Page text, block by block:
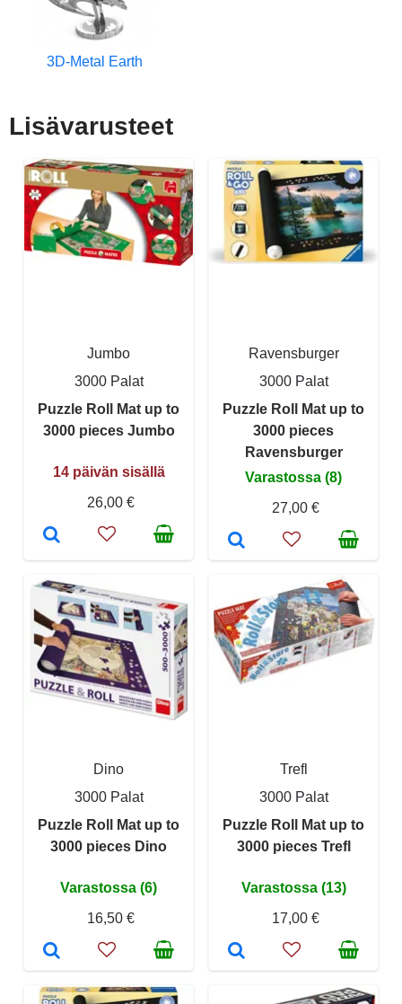
3D-Metal Earth
Lisävarusteet
Jumbo
3000 Palat
Puzzle Roll Mat up to
3000 pieces Jumbo
14 päivän sisällä
26,00 €
Ravensburger
3000 Palat
Puzzle Roll Mat up to
3000 pieces
Ravensburger
Varastossa (8)
27,00 €
Dino
3000 Palat
Puzzle Roll Mat up to
3000 pieces Dino
Varastossa (6)
16,50 €
Trefl
3000 Palat
Puzzle Roll Mat up to
3000 pieces Trefl
Varastossa (13)
17,00 €